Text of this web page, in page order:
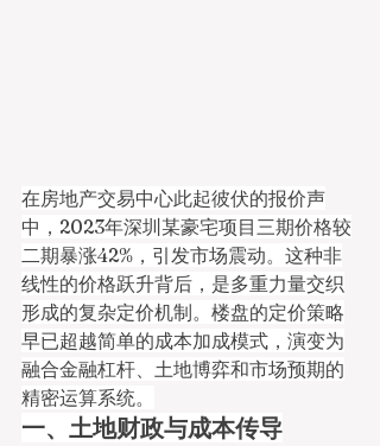
在房地产交易中心此起彼伏的报价声
中，2023年深圳某豪宅项目三期价格较
二期暴涨42%，引发市场震动。这种非
线性的价格跃升背后，是多重力量交织
形成的复杂定价机制。楼盘的定价策略
早已超越简单的成本加成模式，演变为
融合金融杠杆、土地博弈和市场预期的
精密运算系统。
一、土地财政与成本传导